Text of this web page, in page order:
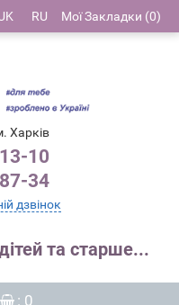
RU Мої Закладки (0)
Харків
10
34
дзвінок
та старше...
: 0